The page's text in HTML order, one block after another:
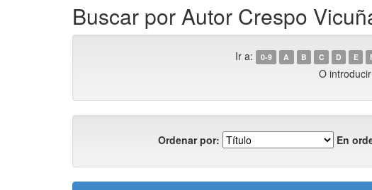
Buscar por Autor Crespo
Ir a: 0-9 A B C D E
O
Ordenar por: En